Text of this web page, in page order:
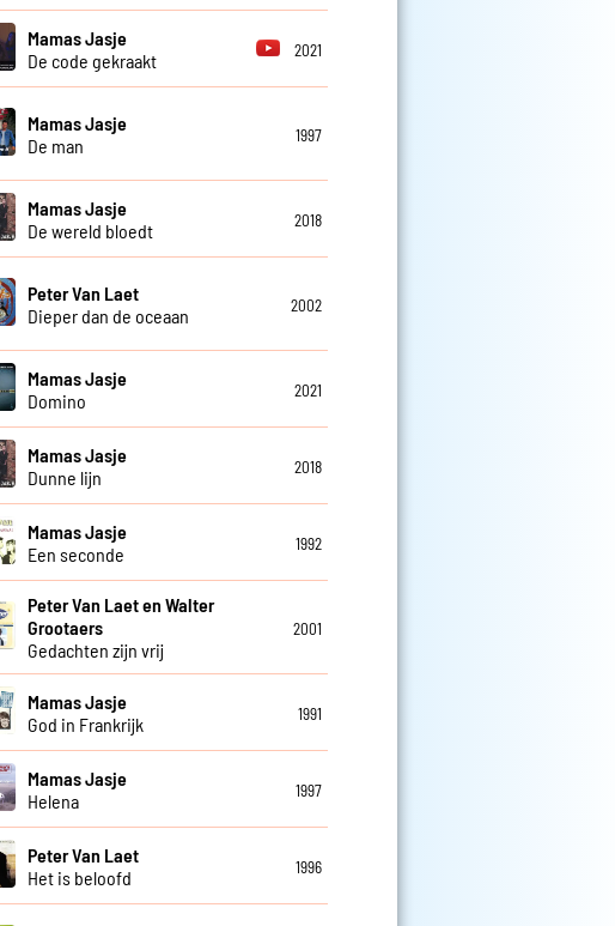
Mamas Jasje
De code gekraakt
2021
Mamas Jasje
De man
1997
Mamas Jasje
De wereld bloedt
2018
Peter Van Laet
Dieper dan de oceaan
2002
Mamas Jasje
Domino
2021
Mamas Jasje
Dunne lijn
2018
Mamas Jasje
Een seconde
1992
Peter Van Laet en Walter
Grootaers
Gedachten zijn vrij
2001
Mamas Jasje
God in Frankrijk
1991
Mamas Jasje
Helena
1997
Peter Van Laet
Het is beloofd
1996